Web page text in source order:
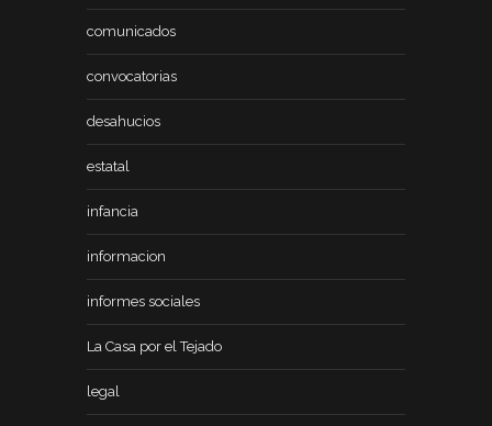
comunicados
convocatorias
desahucios
estatal
infancia
informacion
informes sociales
La Casa por el Tejado
legal